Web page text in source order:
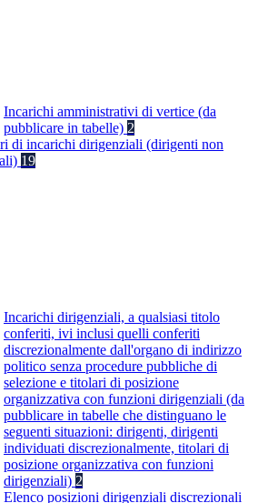
Incarichi amministrativi di vertice (da
pubblicare in tabelle) 2
di incarichi dirigenziali (dirigenti non
19
Incarichi dirigenziali, a qualsiasi titolo
conferiti, ivi inclusi quelli conferiti
discrezionalmente dall'organo di indirizzo
politico senza procedure pubbliche di
selezione e titolari di posizione
organizzativa con funzioni dirigenziali (da
pubblicare in tabelle che distinguano le
seguenti situazioni: dirigenti, dirigenti
individuati discrezionalmente, titolari di
posizione organizzativa con funzioni
dirigenziali) 2
Elenco posizioni dirigenziali discrezionali